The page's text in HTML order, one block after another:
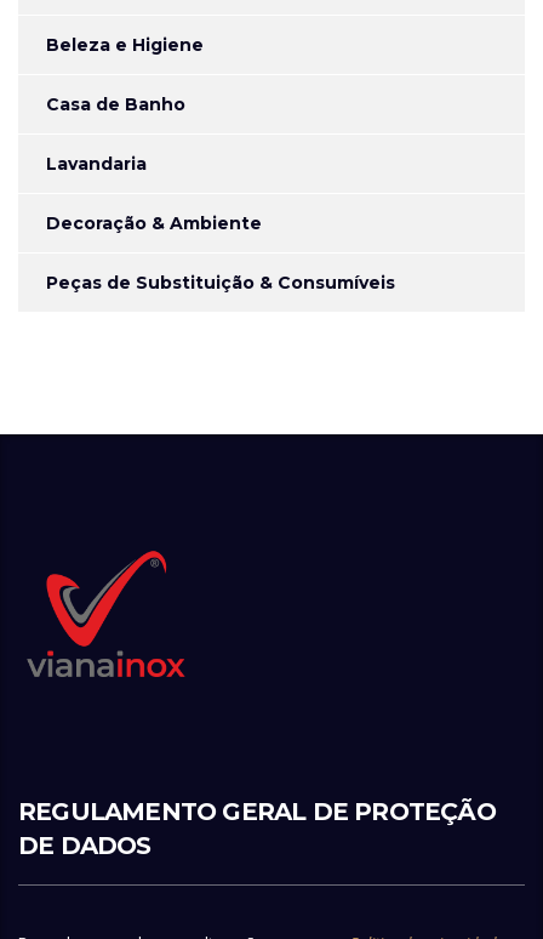
Beleza e Higiene
Casa de Banho
Lavandaria
Decoração & Ambiente
Peças de Substituição & Consumíveis
REGULAMENTO GERAL DE PROTEÇÃO
DE DADOS